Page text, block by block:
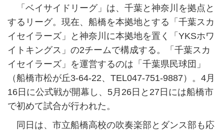
「ベイサイドリーグ」は、千葉と神奈川を拠点と
するリーグ。現在、船橋を本拠地とする「千葉スカ
イセイラーズ」と神奈川に本拠地を置く「YKSホワ
イトキングス」の2チームで構成する。「千葉スカ
イセイラーズ」を運営するのは「千葉県民球団」
（船橋市松が丘3-64-22、TEL047-751-9887）。4月
16日に公式戦が開幕し、5月26日と27日には船橋市
で初めて試合が行われた。
同日は、市立船橋高校の吹奏楽部とダンス部も応